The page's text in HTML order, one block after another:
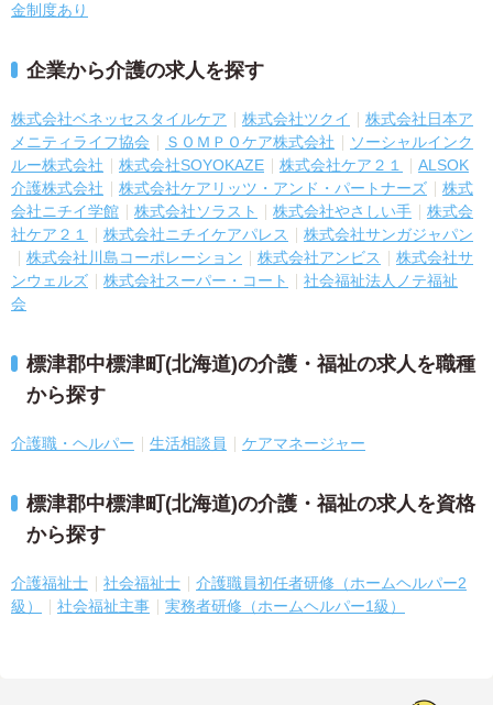
金制度あり
企業から介護の求人を探す
株式会社ベネッセスタイルケア 株式会社ツクイ
株式会社日本ア
メニティライフ協会
ＳＯＭＰＯケア株式会社
ソーシャルインク
ルー株式会社
株式会社SOYOKAZE 株式会社ケア２１
ALSOK
介護株式会社
株式会社ケアリッツ・アンド・パートナーズ
株式
会社ニチイ学館
株式会社ソラスト 株式会社やさしい手
株式会
社ケア２１
株式会社ニチイケアパレス
株式会社サンガジャパン
株式会社川島コーポレーション
株式会社アンビス
株式会社サ
ンウェルズ
株式会社スーパー・コート
社会福祉法人ノテ福祉
会
標津郡中標津町(北海道)の介護・福祉の求人を職種
から探す
介護職・ヘルパー 生活相談員 ケアマネージャー
標津郡中標津町(北海道)の介護・福祉の求人を資格
から探す
介護福祉士 社会福祉士
介護職員初任者研修（ホームヘルパー2
級）
社会福祉主事 実務者研修（ホームヘルパー1級）